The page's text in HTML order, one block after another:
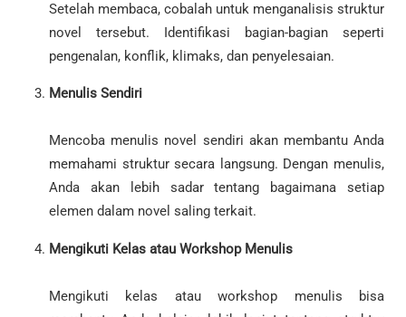
Setelah membaca, cobalah untuk menganalisis struktur
novel tersebut. Identifikasi bagian-bagian seperti
pengenalan, konflik, klimaks, dan penyelesaian.
Menulis Sendiri
Mencoba menulis novel sendiri akan membantu Anda
memahami struktur secara langsung. Dengan menulis,
Anda akan lebih sadar tentang bagaimana setiap
elemen dalam novel saling terkait.
Mengikuti Kelas atau Workshop Menulis
Mengikuti kelas atau workshop menulis bisa